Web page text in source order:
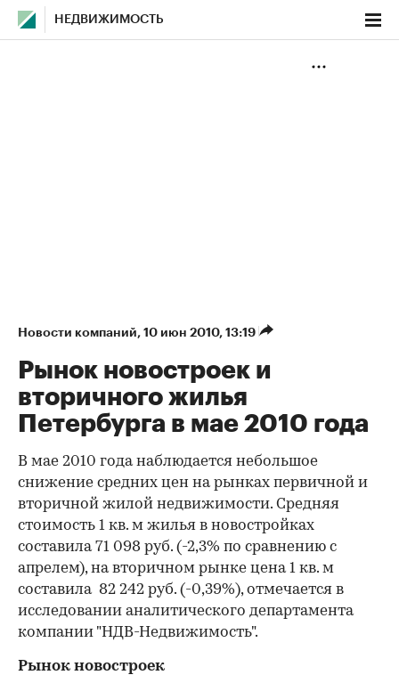
НЕДВИЖИМОСТЬ
Новости компаний⁠, 10 июн 2010, 13:19
Рынок новостроек и
вторичного жилья
Петербурга в мае 2010 года
В мае 2010 года наблюдается небольшое
снижение средних цен на рынках первичной и
вторичной жилой недвижимости. Средняя
стоимость 1 кв. м жилья в новостройках
составила 71 098 руб. (-2,3% по сравнению с
апрелем), на вторичном рынке цена 1 кв. м
составила 82 242 руб. (-0,39%), отмечается в
исследовании аналитического департамента
компании "НДВ-Недвижимость".
Рынок новостроек